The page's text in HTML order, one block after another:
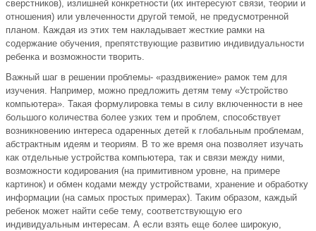
сверстников), излишней конкретности (их интересуют связи, теории и
отношения) или увлеченности другой темой, не предусмотренной
планом. Каждая из этих тем накладывает жесткие рамки на
содержание обучения, препятствующие развитию индивидуальности
ребенка и возможности творить.
Важный шаг в решении проблемы- «раздвижение» рамок тем для
изучения. Например, можно предложить детям тему «Устройство
компьютера». Такая формулировка темы в силу включенности в нее
большого количества более узких тем и проблем, способствует
возникновению интереса одаренных детей к глобальным проблемам,
абстрактным идеям и теориям. В то же время она позволяет изучать
как отдельные устройства компьютера, так и связи между ними,
возможности кодирования (на примитивном уровне, на примере
картинок) и обмен кодами между устройствами, хранение и обработку
информации (на самых простых примерах). Таким образом, каждый
ребенок может найти себе тему, соответствующую его
индивидуальным интересам. А если взять еще более широкую,